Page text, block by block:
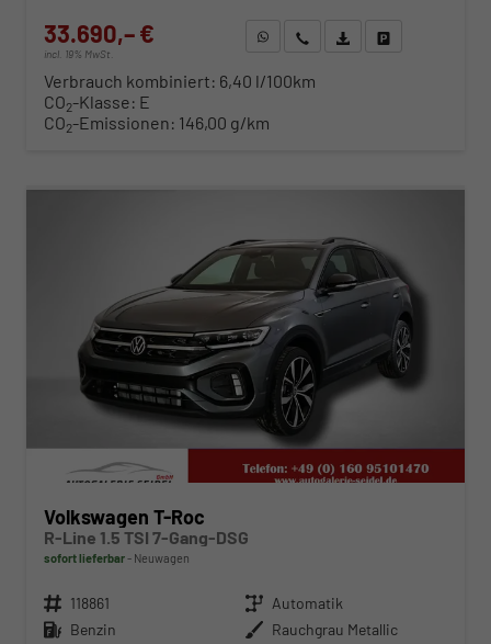
33.690,– €
incl. 19% MwSt.
WhatsApp anfragen
Wir rufen Sie anFahrzeugexposé (PDF)
Verbrauch kombiniert: 6,40 l/100km
CO2-Klasse: E
CO2-Emissionen: 146,00 g/km
Volkswagen T-Roc
R-Line 1.5 TSI 7-Gang-DSG
sofort lieferbar Neuwagen
Fahrzeugnr. 118861 Getriebe Automatik
Kraftstoff Benzin Außenfarbe Rauchgrau Metallic